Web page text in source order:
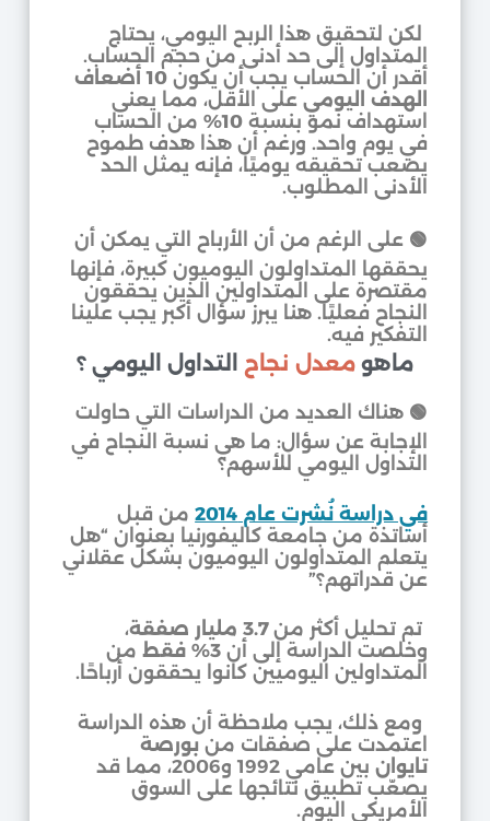
لكن لتحقيق هذا الربح اليومي، يحتاج
المتداول إلى حد أدنى من حجم الحساب.
أقدر أن الحساب يجب أن يكون
10 أضعاف
الهدف اليوميعلى الأقل، مما يعني
استهداف نمو بنسبة 10%
من الحساب
في يوم واحد. ورغم أن هذا هدف طموح
يصعب تحقيقه يوميًا، فإنه يمثل الحد
الأدنى المطلوب.
🟢 على الرغم من أن الأرباح التي يمكن أن
يحققها المتداولون اليوميون كبيرة، فإنها
مقتصرة على المتداولين الذين يحققون
النجاح فعليًا. هنا يبرز سؤال أكبر يجب علينا
التفكير فيه.
ماهو معدل نجاح التداول اليومي ؟
🟢 هناك العديد من الدراسات التي حاولت
الإجابة عن سؤال: ما هي نسبة النجاح في
التداول اليومي للأسهم؟
في دراسة نُشرت عام 2014
من قبل
أساتذة من جامعة كاليفورنيا بعنوان “هل
يتعلم المتداولون اليوميون بشكل عقلاني
عن قدراتهم؟”
تم تحليل أكثر من3.7 مليار صفقة
،
وخلصت الدراسة إلى أن 3% فقط
من
المتداولين اليوميين كانوا يحققون أرباحًا.
ومع ذلك، يجب ملاحظة أن هذه الدراسة
اعتمدت على صفقات من بورصة
تايوان
بين عامي 1992 و2006، مما قد
يصعّب تطبيق نتائجها على السوق
الأمريكي اليوم.